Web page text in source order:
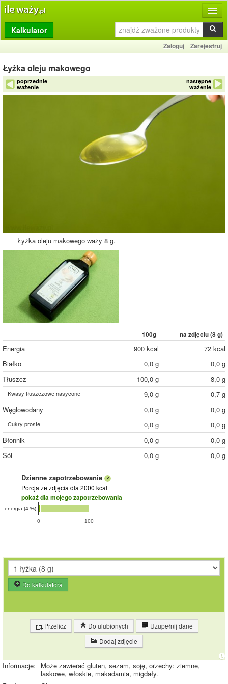
Produkty
Dziennik
Przelicznik
Porównywarka
Kalkulator
Zaloguj Zarejestruj
Łyżka oleju makowego
poprzednie
ważenie
następne
ważenie
Łyżka oleju makowego waży 8 g.
100g na zdjęciu (8 g)
Energia 900 kcal
72 kcal
Białko
0,0 g
0,0 g
Tłuszcz
100,0 g 8,0 g
Kwasy tłuszczowe nasycone 9,0 g
0,7 g
Węglowodany
0,0 g 0,0 g
Cukry proste 0,0 g
0,0 g
Błonnik
0,0 g
0,0 g
Sól
0,0 g 0,0 g
Dzienne zapotrzebowanie
Porcja ze zdjęcia dla 2000 kcal
pokaż dla mojego zapotrzebowania
0 100
energia (4 %)
Do kalkulatora
Przelicz Do ulubionych
Uzupełnij dane
Dodaj zdjęcie
Informacje:
Może zawierać gluten, sezam, soję, orzechy: ziemne,
laskowe, włoskie, makadamia, migdały.